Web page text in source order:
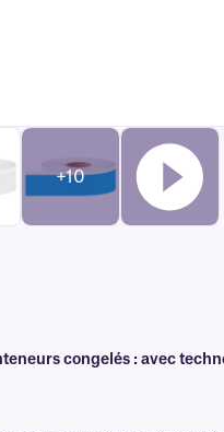
+10
congelés : avec